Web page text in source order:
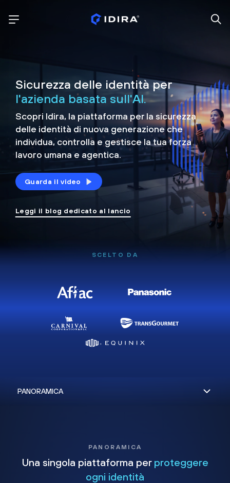
Sicurezza delle identità per
l'azienda basata sull'AI.
Scopri Idira, la piattaforma per la sicurezza
delle identità di nuova generazione che
individua, controlla e gestisce la tua forza
lavoro umana e agentica.
Guarda il video
Leggi il blog dedicato al lancio
SCELTO DA
PANORAMICA
Una singola piattaforma per proteggere
ogni identità